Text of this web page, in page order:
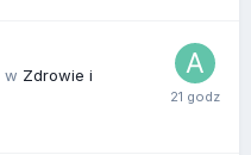
w Zdrowie i